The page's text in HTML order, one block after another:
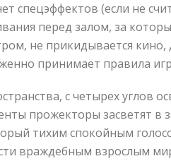
спецэффектов (если не
перед залом, за
не прикидывается
принимает правила
с четырех
прожекторы засветят в
тихим спокойным
враждебным взрослым